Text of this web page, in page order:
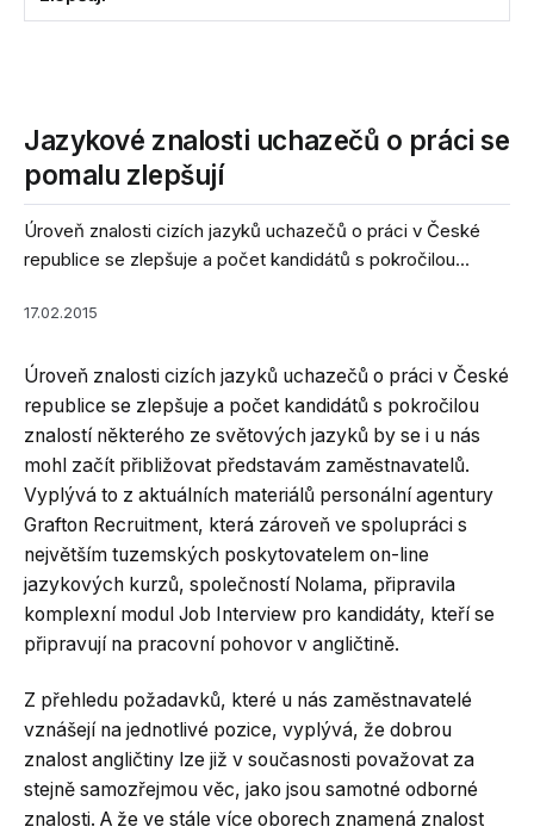
Jazykové znalosti uchazečů o práci se
pomalu zlepšují
Úroveň znalosti cizích jazyků uchazečů o práci v České
republice se zlepšuje a počet kandidátů s pokročilou...
17.02.2015
Úroveň znalosti cizích jazyků uchazečů o práci v České
republice se zlepšuje a počet kandidátů s pokročilou
znalostí některého ze světových jazyků by se i u nás
mohl začít přibližovat představám zaměstnavatelů.
Vyplývá to z aktuálních materiálů personální agentury
Grafton Recruitment, která zároveň ve spolupráci s
největším tuzemských poskytovatelem on-line
jazykových kurzů, společností Nolama, připravila
komplexní modul Job Interview pro kandidáty, kteří se
připravují na pracovní pohovor v angličtině.
Z přehledu požadavků, které u nás zaměstnavatelé
vznášejí na jednotlivé pozice, vyplývá, že dobrou
znalost angličtiny lze již v současnosti považovat za
stejně samozřejmou věc, jako jsou samotné odborné
znalosti. A že ve stále více oborech znamená znalost